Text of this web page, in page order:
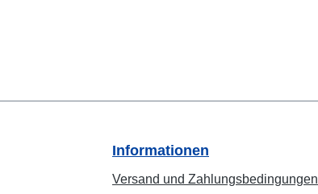
Informationen
Versand und Zahlungsbedingungen